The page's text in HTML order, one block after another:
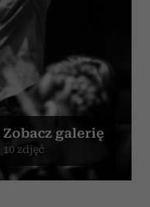
Zobacz galerię
10 zdjęć